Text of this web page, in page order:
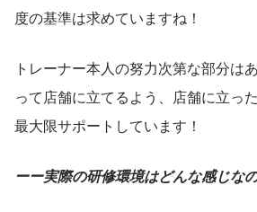
度の基準は求めていますね！
トレーナー本人の努力次第な部分は
って店舗に立てるよう、店舗に立っ
最大限サポートしています！
ーー実際の研修環境はどんな感じな